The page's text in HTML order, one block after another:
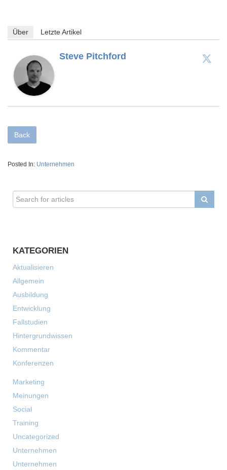
Über Letzte Artikel
Steve Pitchford
Back
Posted In: Unternehmen
KATEGORIEN
Aktualisieren
Allgemein
Ausbildung
Entwicklung
Fallstudien
Hintergrundwissen
Kommentar
Konferenzen
Marketing
Meinungen
Social
Training
Uncategorized
Unternehmen
Unternehmen